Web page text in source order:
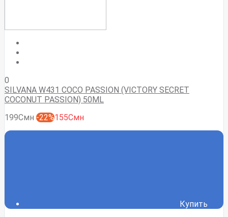
0
SILVANA W431 COCO PASSION (VICTORY SECRET
COCONUT PASSION) 50ML
199Смн -22%155Смн
Купить